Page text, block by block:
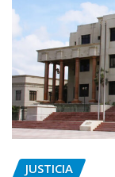
JUSTICIA